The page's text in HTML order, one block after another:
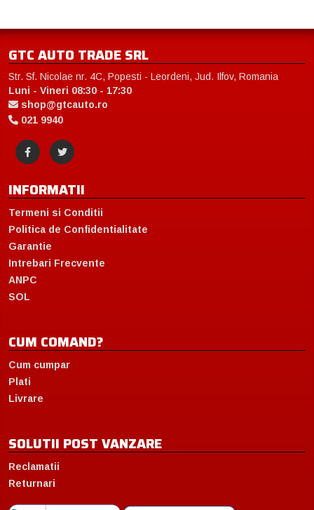
GTC AUTO TRADE SRL
Str. Sf. Nicolae nr. 4C, Popesti - Leordeni, Jud. Ilfov, Romania
Luni - Vineri 08:30 - 17:30
shop@gtcauto.ro
021 9940
INFORMATII
Termeni si Conditii
Politica de Confidentialitate
Garantie
Intrebari Frecvente
ANPC
SOL
CUM COMAND?
Cum cumpar
Plati
Livrare
SOLUTII POST VANZARE
Reclamatii
Returnari